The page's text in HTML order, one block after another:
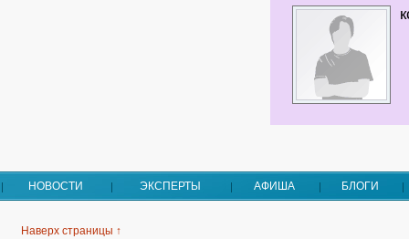
НОВОСТИ ЭКСПЕРТЫ АФИША БЛОГИ
Наверх страницы ↑